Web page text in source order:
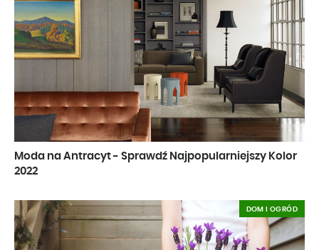
Moda na Antracyt - Sprawdź Najpopularniejszy Kolor
2022
DOM I OGRÓD